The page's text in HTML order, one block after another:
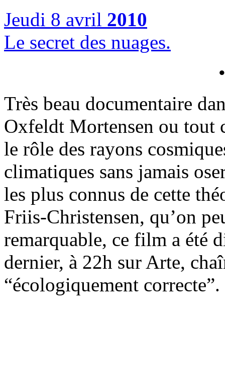
Jeudi 8 avril 2010
Le secret des nuages.
Très beau documentaire
Oxfeldt Mortensen ou tout
le rôle des rayons
climatiques sans jamais
les plus connus de cette
Friis-Christensen, qu’on
remarquable, ce film a été
dernier, à 22h sur Arte,
“écologiquement correcte”.